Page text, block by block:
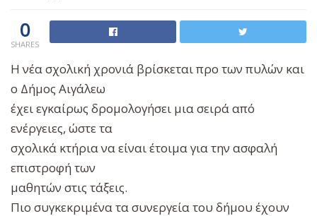
0
SHARES
Η νέα σχολική χρονιά βρίσκεται προ των πυλών και
ο Δήμος Αιγάλεω
έχει εγκαίρως δρομολογήσει μια σειρά από
ενέργειες, ώστε τα
σχολικά κτήρια να είναι έτοιμα για την ασφαλή
επιστροφή των
μαθητών στις τάξεις.
Πιο συγκεκριμένα τα συνεργεία του δήμου έχουν